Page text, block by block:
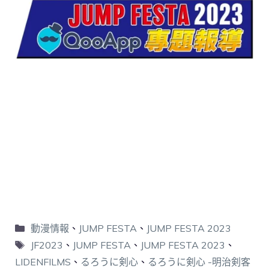
動漫情報 、 JUMP FESTA、 JUMP FESTA 2023
JF2023 、 JUMP FESTA、 JUMP FESTA 2023 、
LIDENFILMS 、 るろうに剣心 、 るろうに剣心 -明治剣客